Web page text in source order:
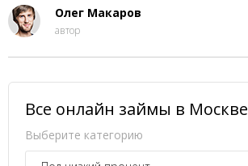
Олег Макаров
автор
Все онлайн займы в Москве
Выберите категорию